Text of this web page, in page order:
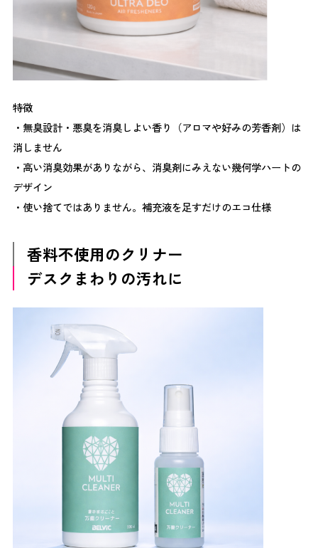
臭体験を ベルビック様 働く女性に優しいユニフォーム
展開 マタニティウェアも 飯島産業様 月経カップを直
に触って体験できる なかなかお手洗いに行けない製造業
系やバリキャリ女子に好評 ゴムノイナキ様 他にも、ア
プリで健康課題を見える化できるFlora様や、フェムテッ
DoFem様、かけるとチークやアイメイクをしているよう
に見える眼鏡を展示くださった伊藤光学工業様や、セミナ
ーもしてくださった学び舎mom様やなごもっか様・ブラ
ンドパートナー様などさまざまな企業様が集結してくださ
いました。 4F｜多様性 ― 組織を見つめ直す 4Fでは、組
織やコミュニケーションをテーマにしたワークショップな
どを開催しました。心理学を取り入れたワークショップで
思い込み などを可視化する取り組みが行われました。 参
加者からは 「他社の視点から意見をもらえて刺激になっ
た」「組織課題を客観的に考える機会になった」 といっ
ー 子どもとの接し方について非常に勉強になったとの声
クだと好評 アンケート結果から見えたこと 今回のイベン
トでは、参加者から非常に高い評価をいただきました。
イベント満足度 アンケートにご回答いただいた方の内訳
は下記のような形となりました。 イベント全体の満足度
についてお聞きしたところ、 72.5％が「とても満足」
27.5％が「満足」 と回答しており、満足度100％という結
果となりました。 また、 「同様のイベントがあれば参加
したい」という回答は100％ という結果となり、今回の取
り組みへの関心の高さがうかがえました。 参加者の声 ア
ンケートでは、次のような声が寄せられました。 女性活
躍の具体的な取り組みを知ることができた 他社事例を聞
特徴
・無臭設計・悪臭を消臭しよい香り（アロマや好みの芳香剤）は
消しません
・高い消臭効果がありながら、消臭剤にみえない幾何学ハートの
デザイン
・使い捨てではありません。補充液を足すだけのエコ仕様
香料不使用のクリナー
デスクまわりの汚れに